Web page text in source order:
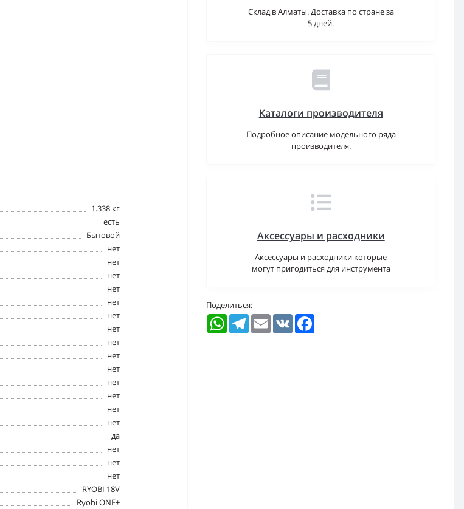
1.338 кг
есть
Бытовой
нет
нет
нет
нет
нет
нет
нет
нет
нет
нет
нет
нет
нет
нет
да
нет
нет
нет
RYOBI 18V
Ryobi ONE+
Склад в Алматы. Доставка по стране за
5 дней.
Каталоги производителя
Подробное описание модельного ряда
производителя.
Аксессуары и расходники
Аксессуары и расходники которые
могут пригодиться для инструмента
Поделиться:
WhatsAppTelegramEmail VK